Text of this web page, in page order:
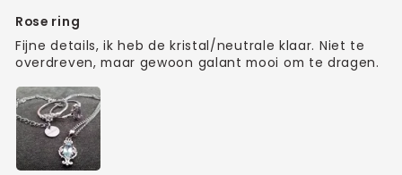
Rose ring
Fijne details, ik heb de kristal/neutrale klaar. Niet te
overdreven, maar gewoon galant mooi om te dragen.